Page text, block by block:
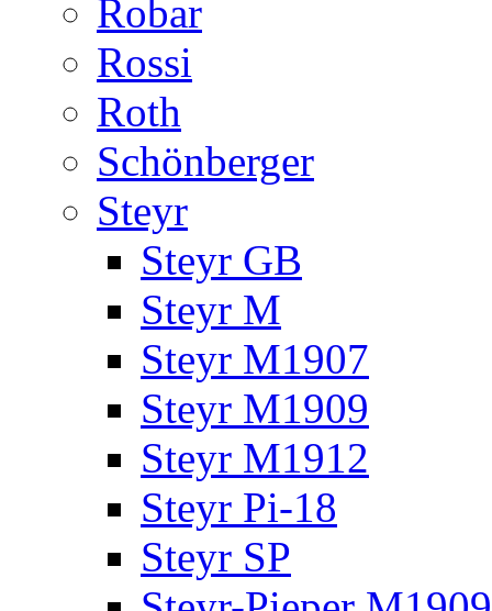
Robar
Rossi
Roth
Schönberger
Steyr
Steyr GB
Steyr M
Steyr M1907
Steyr M1909
Steyr M1912
Steyr Pi-18
Steyr SP